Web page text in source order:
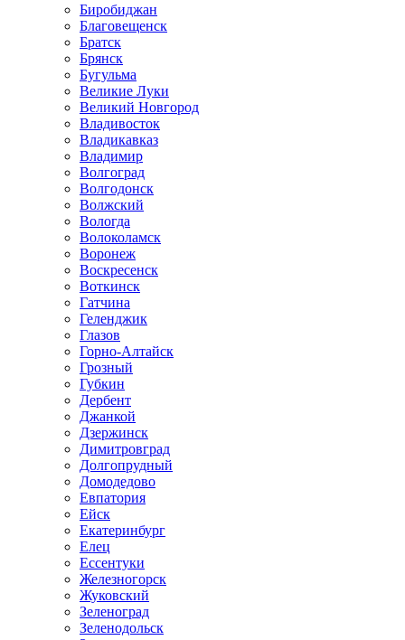
Биробиджан
Благовещенск
Братск
Брянск
Бугульма
Великие Луки
Великий Новгород
Владивосток
Владикавказ
Владимир
Волгоград
Волгодонск
Волжский
Вологда
Волоколамск
Воронеж
Воскресенск
Воткинск
Гатчина
Геленджик
Глазов
Горно-Алтайск
Грозный
Губкин
Дербент
Джанкой
Дзержинск
Димитровград
Долгопрудный
Домодедово
Евпатория
Ейск
Екатеринбург
Елец
Ессентуки
Железногорск
Жуковский
Зеленоград
Зеленодольск